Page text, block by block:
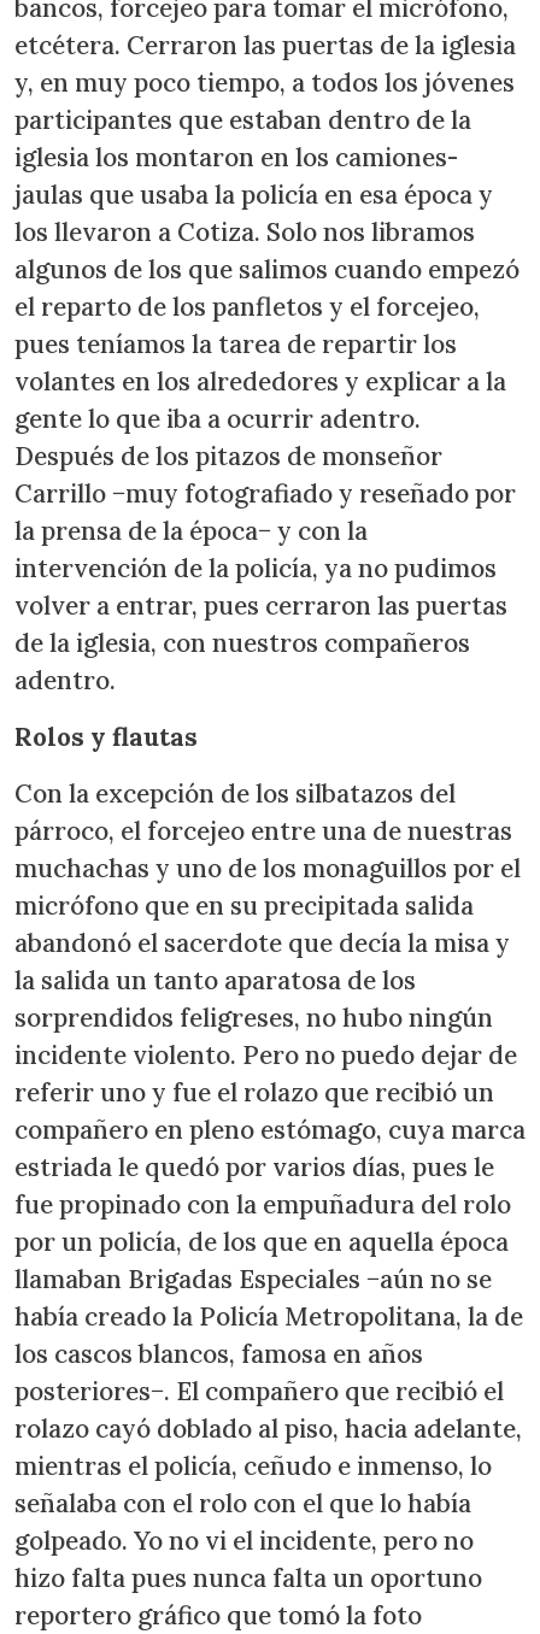
bancos, forcejeo para tomar el micrófono,
etcétera. Cerraron las puertas de la iglesia
y, en muy poco tiempo, a todos los jóvenes
participantes que estaban dentro de la
iglesia los montaron en los camiones-
jaulas que usaba la policía en esa época y
los llevaron a Cotiza. Solo nos libramos
algunos de los que salimos cuando empezó
el reparto de los panfletos y el forcejeo,
pues teníamos la tarea de repartir los
volantes en los alrededores y explicar a la
gente lo que iba a ocurrir adentro.
Después de los pitazos de monseñor
Carrillo −muy fotografiado y reseñado por
la prensa de la época− y con la
intervención de la policía, ya no pudimos
volver a entrar, pues cerraron las puertas
de la iglesia, con nuestros compañeros
adentro.
Rolos y flautas
Con la excepción de los silbatazos del
párroco, el forcejeo entre una de nuestras
muchachas y uno de los monaguillos por el
micrófono que en su precipitada salida
abandonó el sacerdote que decía la misa y
la salida un tanto aparatosa de los
sorprendidos feligreses, no hubo ningún
incidente violento. Pero no puedo dejar de
referir uno y fue el rolazo que recibió un
compañero en pleno estómago, cuya marca
estriada le quedó por varios días, pues le
fue propinado con la empuñadura del rolo
por un policía, de los que en aquella época
llamaban Brigadas Especiales −aún no se
había creado la Policía Metropolitana, la de
los cascos blancos, famosa en años
posteriores−. El compañero que recibió el
rolazo cayó doblado al piso, hacia adelante,
mientras el policía, ceñudo e inmenso, lo
señalaba con el rolo con el que lo había
golpeado. Yo no vi el incidente, pero no
hizo falta pues nunca falta un oportuno
reportero gráfico que tomó la foto